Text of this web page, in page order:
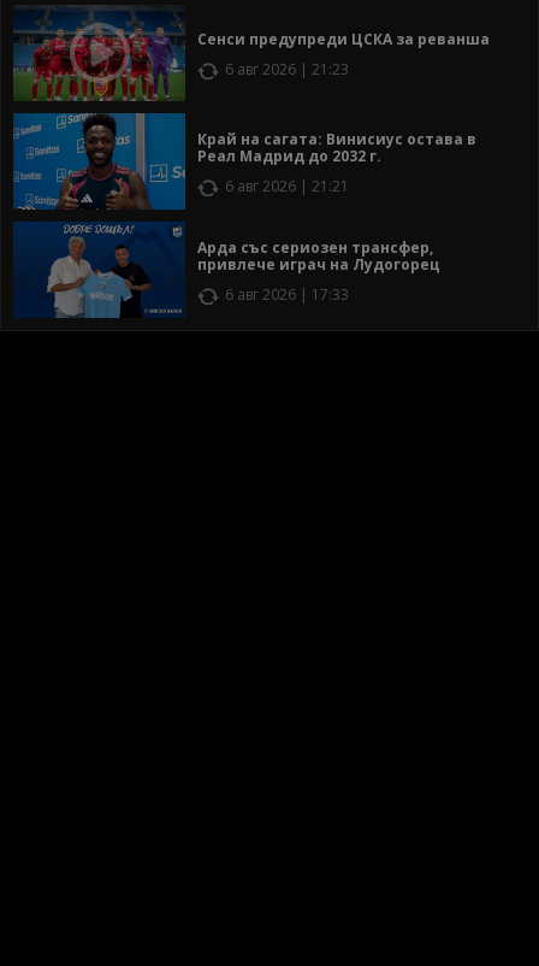
Сенси предупреди ЦСКА за реванша
6 авг 2026 | 21:23
Край на сагата: Винисиус остава в
Реал Мадрид до 2032 г.
6 авг 2026 | 21:21
Арда със сериозен трансфер,
привлече играч на Лудогорец
6 авг 2026 | 17:33